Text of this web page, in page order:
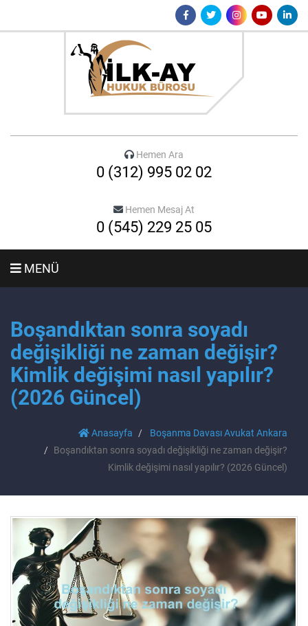
Hemen Ara
0 (312) 995 02 02
Hemen Mesaj At
0 (545) 229 25 05
MENÜ
Boşandıktan sonra soyadı
değişikliği ne zaman değişir?
Kimlik değişimi nasıl yapılır?
(2026 Güncel)
Anasayfa
Boşanma Davası Avukat Ankara
Boşandıktan sonra soyadı değişikliği ne zaman değişir?
Kimlik değişimi nasıl yapılır? (2026 Güncel)